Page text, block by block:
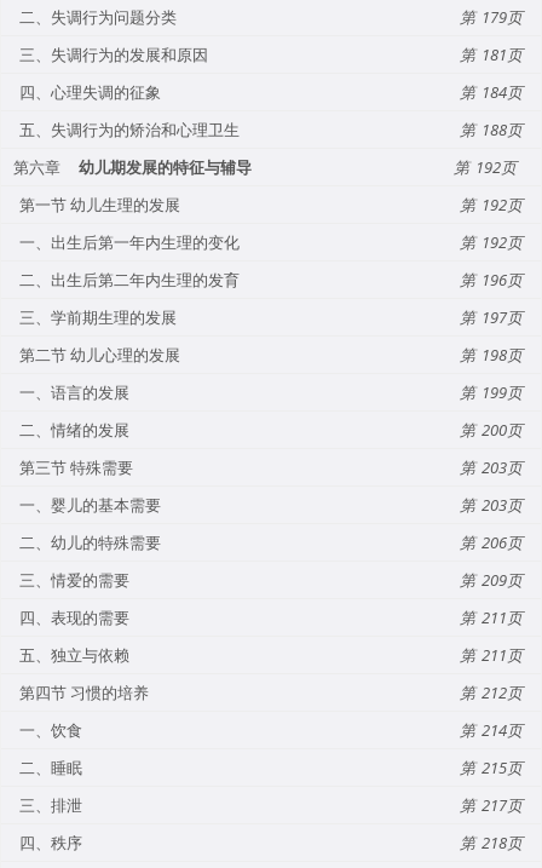
二、失调行为问题分类
179
三、失调行为的发展和原因
181
四、心理失调的征象
184
五、失调行为的矫治和心理卫生
188
第六章
幼儿期发展的特征与辅导
192
第一节 幼儿生理的发展
192
一、出生后第一年内生理的变化
192
二、出生后第二年内生理的发育
196
三、学前期生理的发展
197
第二节 幼儿心理的发展
198
一、语言的发展
199
二、情绪的发展
200
第三节 特殊需要
203
一、婴儿的基本需要
203
二、幼儿的特殊需要
206
三、情爱的需要
209
四、表现的需要
211
五、独立与依赖
211
第四节 习惯的培养
212
一、饮食
214
二、睡眠
215
三、排泄
217
四、秩序
218